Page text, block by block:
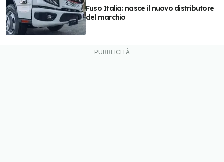
Fuso Italia: nasce il nuovo distributore
del marchio